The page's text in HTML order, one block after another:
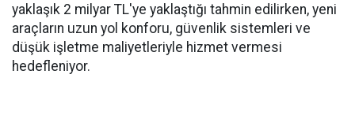
yaklaşık 2 milyar TL'ye yaklaştığı tahmin edilirken, yeni
araçların uzun yol konforu, güvenlik sistemleri ve
düşük işletme maliyetleriyle hizmet vermesi
hedefleniyor.